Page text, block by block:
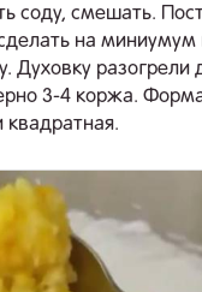
соду, смешать.
на миниумум
Духовку разогрели
3-4 коржа.
квадратная.